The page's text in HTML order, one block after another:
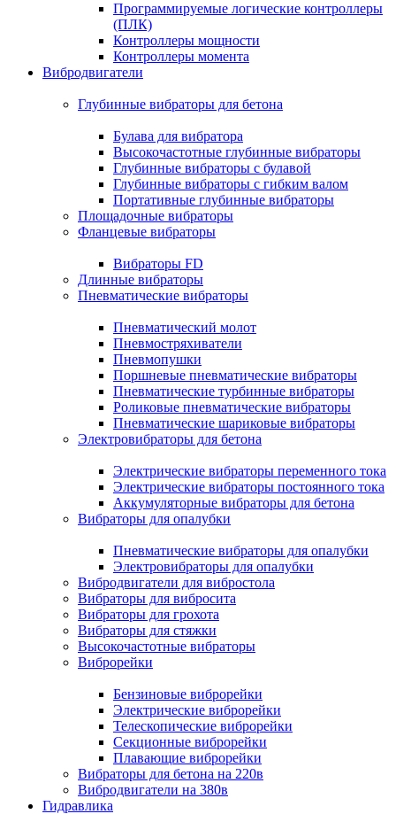
Программируемые логические контроллеры
(ПЛК)
Контроллеры мощности
Контроллеры момента
Вибродвигатели
Глубинные вибраторы для бетона
Булава для вибратора
Высокочастотные глубинные вибраторы
Глубинные вибраторы с булавой
Глубинные вибраторы с гибким валом
Портативные глубинные вибраторы
Площадочные вибраторы
Фланцевые вибраторы
Вибраторы FD
Длинные вибраторы
Пневматические вибраторы
Пневматический молот
Пневмостряхиватели
Пневмопушки
Поршневые пневматические вибраторы
Пневматические турбинные вибраторы
Роликовые пневматические вибраторы
Пневматические шариковые вибраторы
Электровибраторы для бетона
Электрические вибраторы переменного тока
Электрические вибраторы постоянного тока
Аккумуляторные вибраторы для бетона
Вибраторы для опалубки
Пневматические вибраторы для опалубки
Электровибраторы для опалубки
Вибродвигатели для вибростола
Вибраторы для вибросита
Вибраторы для грохота
Вибраторы для стяжки
Высокочастотные вибраторы
Виброрейки
Бензиновые виброрейки
Электрические виброрейки
Телескопические виброрейки
Секционные виброрейки
Плавающие виброрейки
Вибраторы для бетона на 220в
Вибродвигатели на 380в
Гидравлика